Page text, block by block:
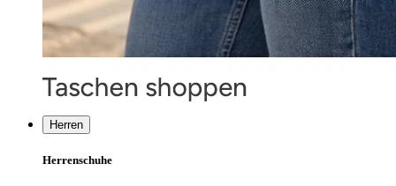
Herren
Herrenschuhe